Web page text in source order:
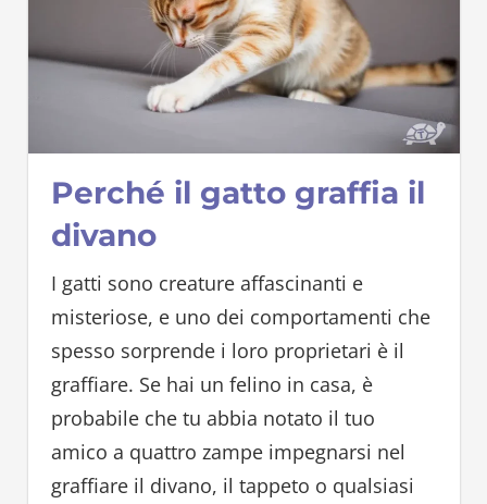
Perché il gatto graffia il
divano
I gatti sono creature affascinanti e
misteriose, e uno dei comportamenti che
spesso sorprende i loro proprietari è il
graffiare. Se hai un felino in casa, è
probabile che tu abbia notato il tuo
amico a quattro zampe impegnarsi nel
graffiare il divano, il tappeto o qualsiasi